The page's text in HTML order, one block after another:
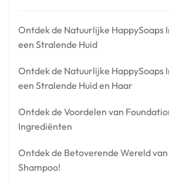
Ontdek de Natuurlijke HappySoaps
een Stralende Huid
Ontdek de Natuurlijke HappySoaps
een Stralende Huid en Haar
Ontdek de Voordelen van
Ingrediënten
Ontdek de Betoverende Wereld
Shampoo!